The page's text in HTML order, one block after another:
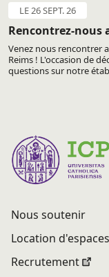
LE 26 SEPT. 26
Rencontrez-nous
Venez nous rencontrer
Reims ! L'occasion de
questions sur notre
Nous soutenir
Location d'espaces
Recrutement